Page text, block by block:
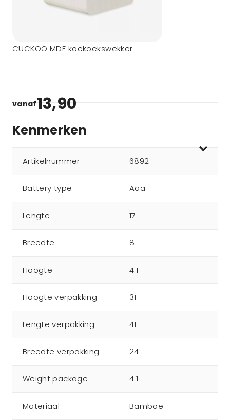
CUCKOO MDF koekoekswekker
vanaf13,90
Kenmerken
Artikelnummer 6892
Battery type Aaa
Lengte 17
Breedte 8
Hoogte 4.1
Hoogte verpakking 31
Lengte verpakking 41
Breedte verpakking 24
Weight package 4.1
Materiaal Bamboe